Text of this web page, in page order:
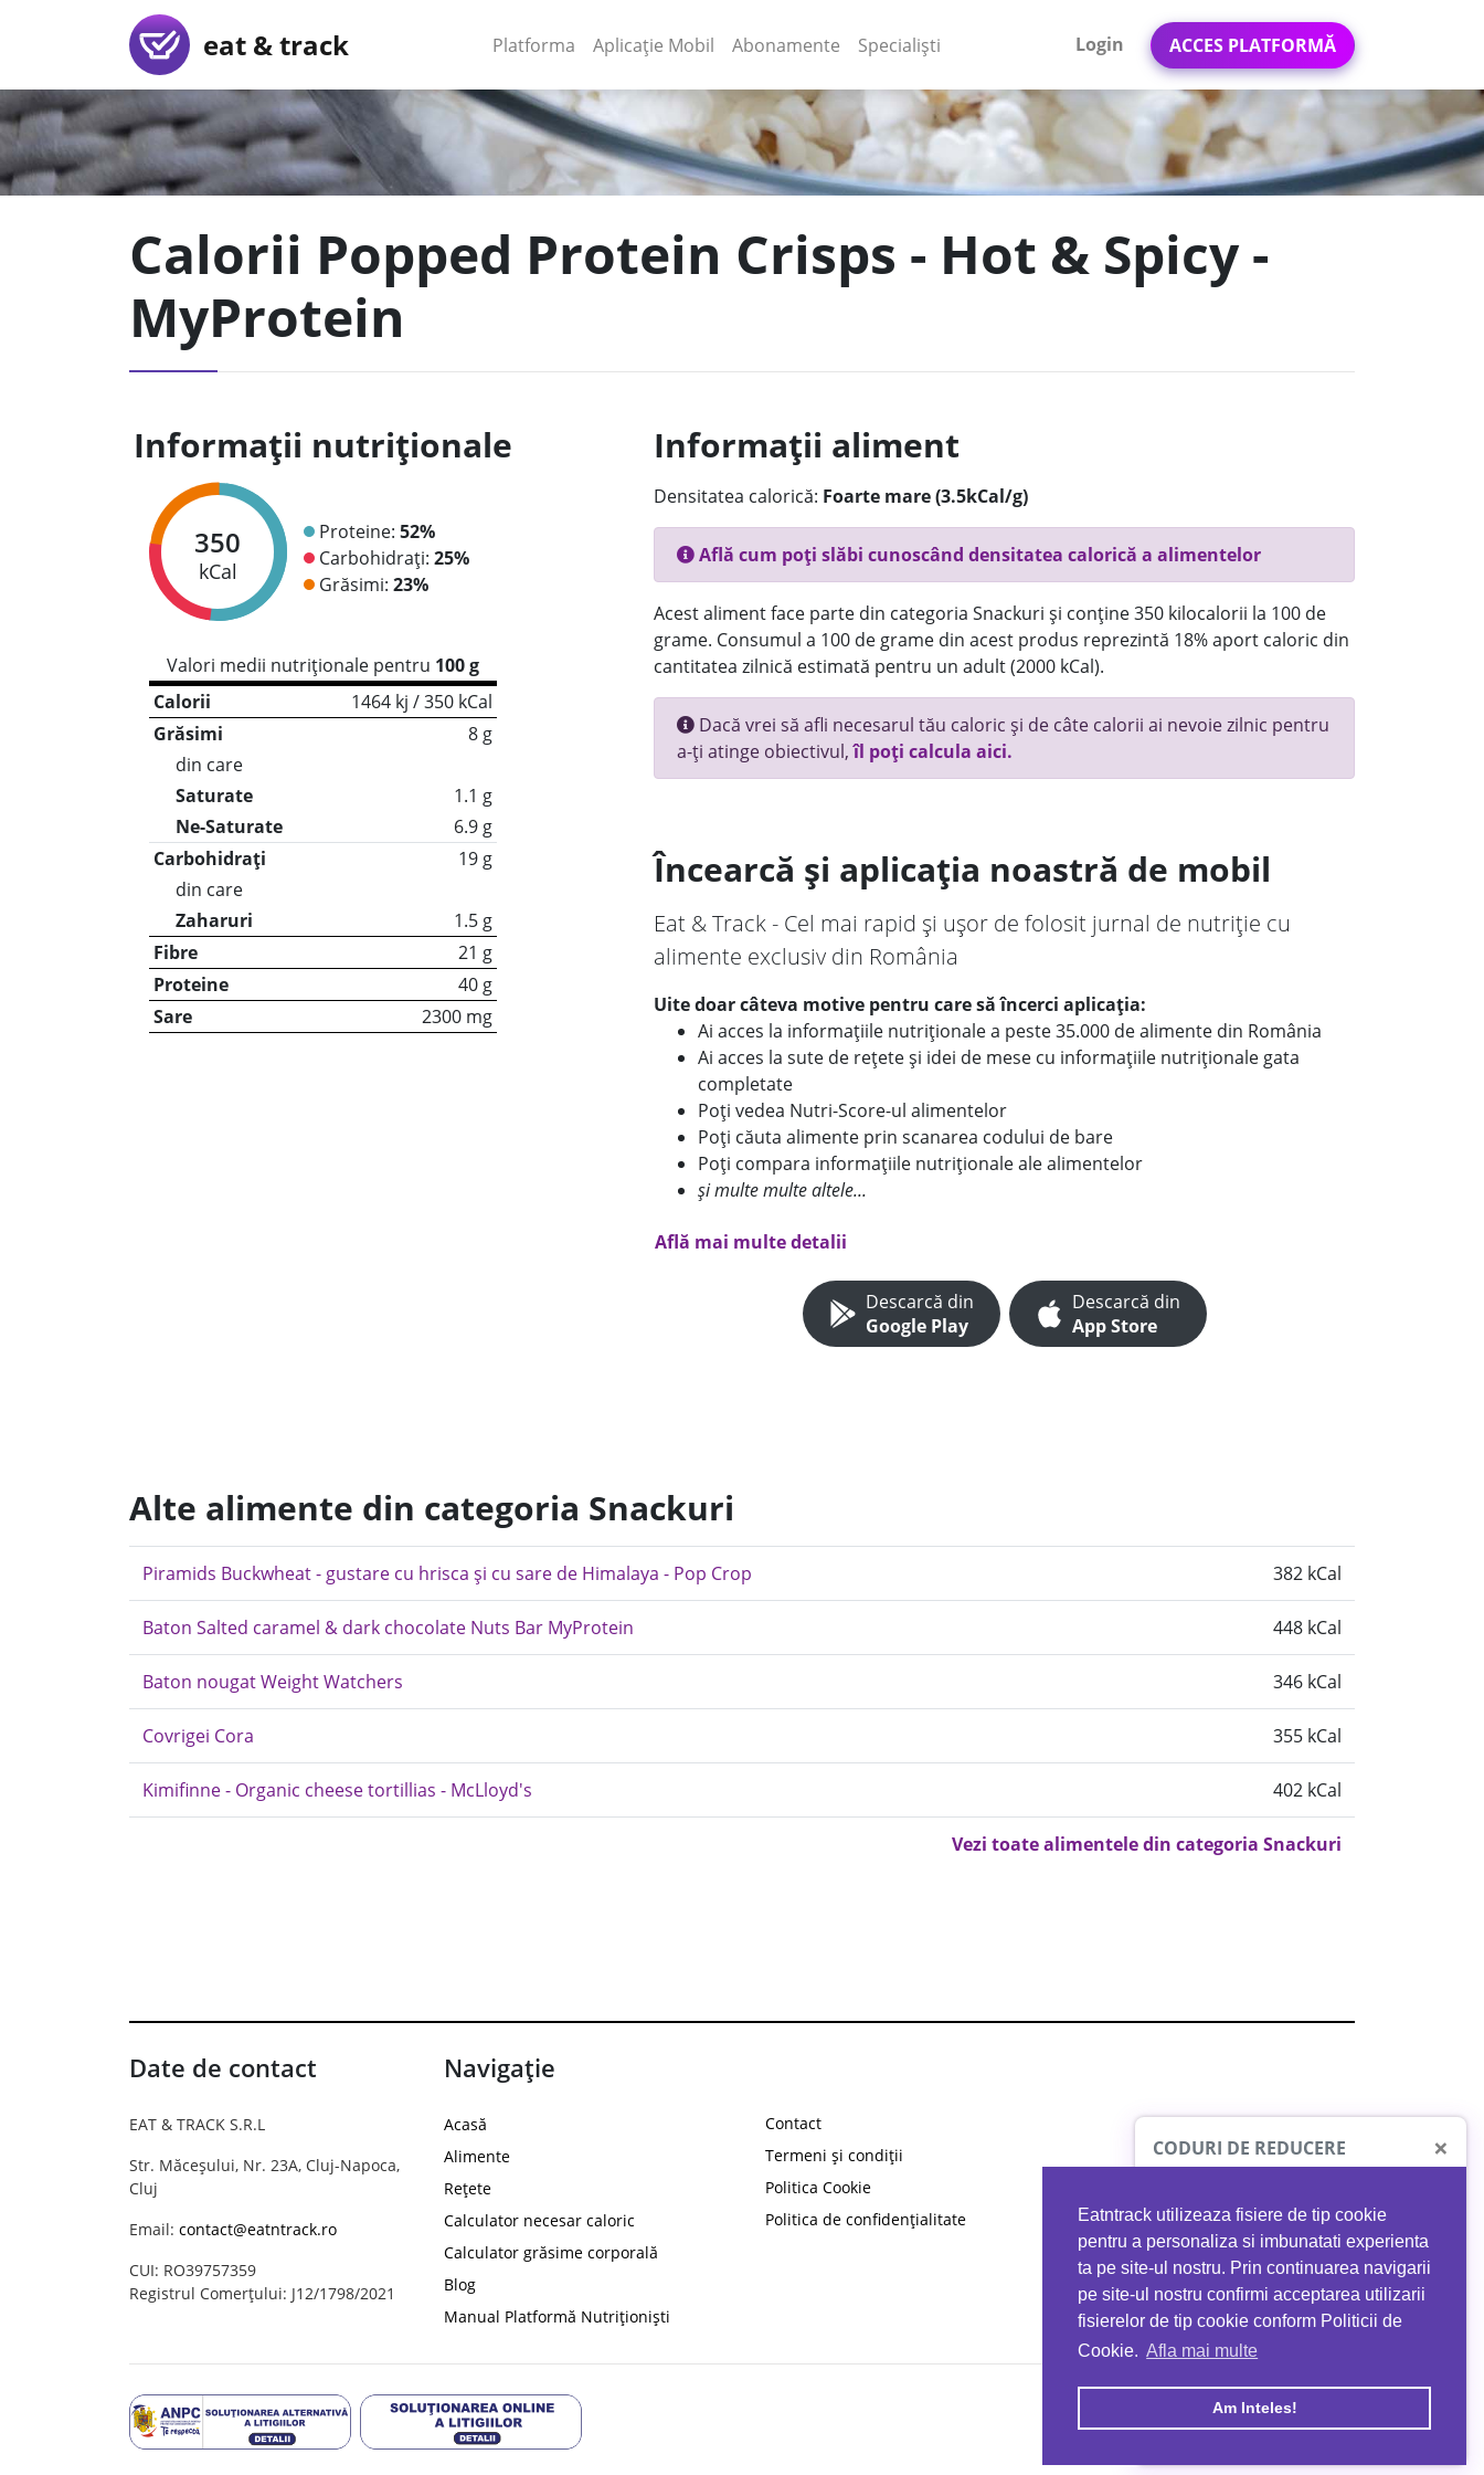
Eatntrack utilizeaza fisiere de tip cookie
pentru a personaliza si imbunatati experienta
ta pe site-ul nostru. Prin continuarea navigarii
pe site-ul nostru confirmi acceptarea utilizarii
fisierelor de tip cookie conform Politicii de
Cookie. Afla mai multe
Am Inteles!
eat & track Platforma (current)
Aplicație Mobil (current)
Abonamente Specialiști Login ACCES PLATFORMĂ
Calorii Popped Protein Crisps - Hot & Spicy -
MyProtein
Informații nutriționale
350
kCal
Proteine: 52%
Carbohidrați: 25%
Grăsimi: 23%
Valori medii nutriționale pentru 100 g
Calorii
1464 kj / 350 kCal
Grăsimi
8 g
din care
Saturate
1.1 g
Ne-Saturate
6.9 g
Carbohidrați
19 g
din care
Zaharuri
1.5 g
Fibre
21 g
Proteine
40 g
Sare
2300 mg
Informații aliment
Densitatea calorică: Foarte mare (3.5kCal/g)
Află cum poți slăbi cunoscând densitatea calorică a alimentelor
Acest aliment face parte din categoria Snackuri și conține 350 kilocalorii la 100 de
grame. Consumul a 100 de grame din acest produs reprezintă 18% aport caloric din
cantitatea zilnică estimată pentru un adult (2000 kCal).
Dacă vrei să afli necesarul tău caloric și de câte calorii ai nevoie zilnic pentru
a-ți atinge obiectivul,îl poți calcula aici.
Încearcă și aplicația noastră de mobil
Eat & Track - Cel mai rapid și ușor de folosit jurnal de nutriție cu
alimente exclusiv din România
Uite doar câteva motive pentru care să încerci aplicația:
Ai acces la informațiile nutriționale a peste 35.000 de alimente din România
Ai acces la sute de rețete și idei de mese cu informațiile nutriționale gata
completate
Poți vedea Nutri-Score-ul alimentelor
Poți căuta alimente prin scanarea codului de bare
Poți compara informațiile nutriționale ale alimentelor
și multe multe altele...
Află mai multe detalii
Descarcă din
Google Play
Descarcă din
App Store
Alte alimente din categoria Snackuri
Piramids Buckwheat - gustare cu hrisca și cu sare de Himalaya - Pop Crop 382 kCal
Baton Salted caramel & dark chocolate Nuts Bar MyProtein 448 kCal
Baton nougat Weight Watchers 346 kCal
Covrigei Cora 355 kCal
Kimifinne - Organic cheese tortillias - McLloyd's 402 kCal
Vezi toate alimentele din categoria Snackuri
Date de contact
EAT & TRACK S.R.L
Str. Măceșului, Nr. 23A, Cluj-Napoca,
Cluj
Email: contact@eatntrack.ro
CUI: RO39757359
Registrul Comerțului: J12/1798/2021
Navigație
Acasă
Alimente
Rețete
Calculator necesar caloric
Calculator grăsime corporală
Blog
Manual Platformă Nutriționiști
Contact
Termeni și condiții
Politica Cookie
Politica de confidențialitate
CODURI DE REDUCERE ×
PROTO41
reducere la orice comandă
EATNTRACK
MYPROTEIN
Ai40%reducere la orice comandă
folosind codul EATTRACK